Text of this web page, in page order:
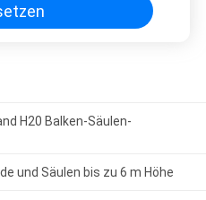
H20 Balken-Säulen-
und Säulen bis zu 6 m Höhe